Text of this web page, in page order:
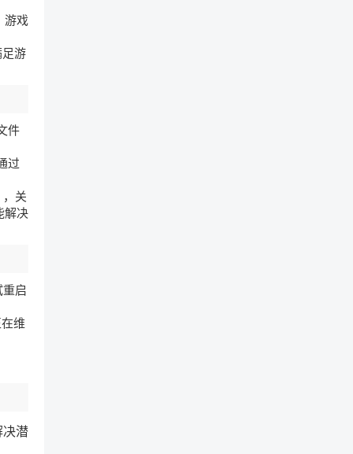
游戏
游
件
过
关
解决
启
维
潜